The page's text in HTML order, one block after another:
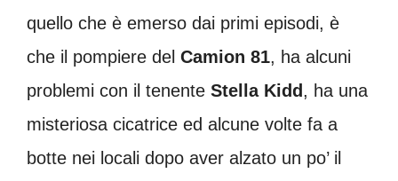
quello che è emerso dai primi episodi, è
che il pompiere del Camion 81, ha alcuni
problemi con il tenente Stella Kidd , ha una
misteriosa cicatrice ed alcune volte fa a
botte nei locali dopo aver alzato un po’ il